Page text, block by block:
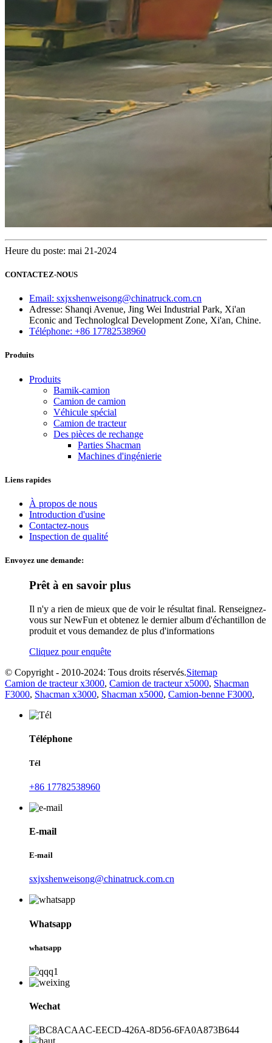
Heure du poste: mai 21-2024
CONTACTEZ-NOUS
Email: sxjxshenweisong@chinatruck.com.cn
Adresse: Shanqi Avenue, Jing Wei Industrial Park, Xi'an
Econic and Technologlcal Development Zone, Xi'an, Chine.
Téléphone: +86 17782538960
Produits
Produits
Bamik-camion
Camion de camion
Véhicule spécial
Camion de tracteur
Des pièces de rechange
Parties Shacman
Machines d'ingénierie
Liens rapides
À propos de nous
Introduction d'usine
Contactez-nous
Inspection de qualité
Envoyez une demande:
Prêt à en savoir plus
Il n'y a rien de mieux que de voir le résultat final. Renseignez-
vous sur NewFun et obtenez le dernier album d'échantillon de
produit et vous demandez de plus d'informations
Cliquez pour enquête
© Copyright - 2010-2024: Tous droits réservés.Sitemap
Camion de tracteur x3000, Camion de tracteur x5000, Shacman
F3000, Shacman x3000, Shacman x5000, Camion-benne F3000,
Téléphone
Tél
+86 17782538960
E-mail
E-mail
sxjxshenweisong@chinatruck.com.cn
Whatsapp
whatsapp
Wechat